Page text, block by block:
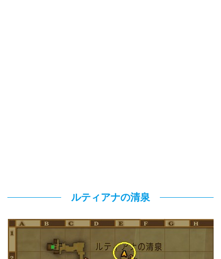
ルティアナの清泉